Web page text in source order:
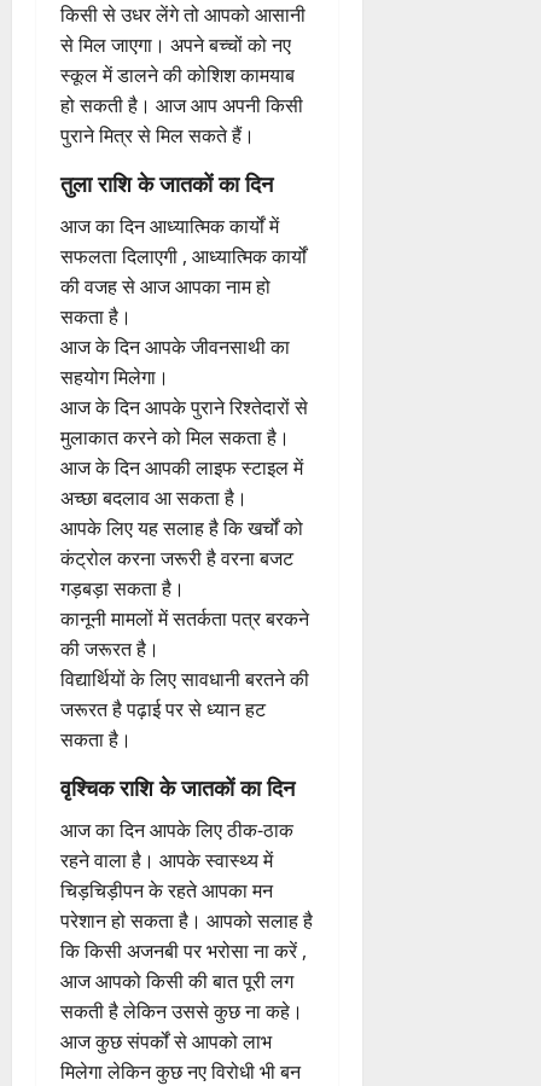
किसी से उधर लेंगे तो आपको आसानी
से मिल जाएगा। अपने बच्चों को नए
स्कूल में डालने की कोशिश कामयाब
हो सकती है। आज आप अपनी किसी
पुराने मित्र से मिल सकते हैं।
तुला राशि के जातकों का दिन
आज का दिन आध्यात्मिक कार्यों में
सफलता दिलाएगी , आध्यात्मिक कार्यों
की वजह से आज आपका नाम हो
सकता है।
आज के दिन आपके जीवनसाथी का
सहयोग मिलेगा।
आज के दिन आपके पुराने रिश्तेदारों से
मुलाकात करने को मिल सकता है।
आज के दिन आपकी लाइफ स्टाइल में
अच्छा बदलाव आ सकता है।
आपके लिए यह सलाह है कि खर्चों को
कंट्रोल करना जरूरी है वरना बजट
गड़बड़ा सकता है।
कानूनी मामलों में सतर्कता पत्र बरकने
की जरूरत है।
विद्यार्थियों के लिए सावधानी बरतने की
जरूरत है पढ़ाई पर से ध्यान हट
सकता है।
वृश्चिक राशि के जातकों का दिन
आज का दिन आपके लिए ठीक-ठाक
रहने वाला है। आपके स्वास्थ्य में
चिड़चिड़ीपन के रहते आपका मन
परेशान हो सकता है। आपको सलाह है
कि किसी अजनबी पर भरोसा ना करें ,
आज आपको किसी की बात पूरी लग
सकती है लेकिन उससे कुछ ना कहे।
आज कुछ संपर्कों से आपको लाभ
मिलेगा लेकिन कुछ नए विरोधी भी बन